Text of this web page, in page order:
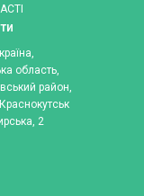
область,
район,
2